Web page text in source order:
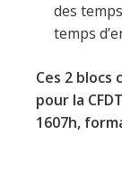
des
temps
Ces 2
pour la
1607h,